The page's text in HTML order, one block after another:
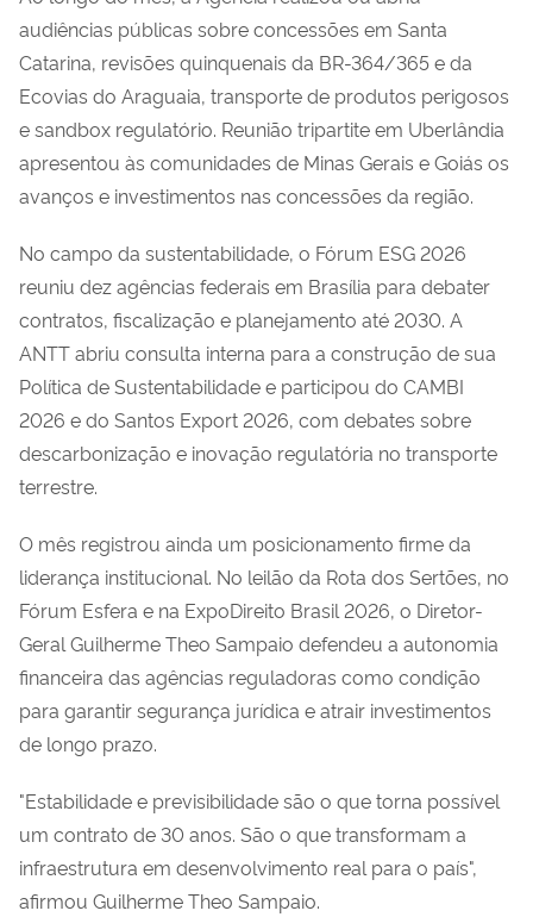
audiências públicas sobre concessões em Santa
Catarina, revisões quinquenais da BR-364/365 e da
Ecovias do Araguaia, transporte de produtos perigosos
e sandbox regulatório. Reunião tripartite em Uberlândia
apresentou às comunidades de Minas Gerais e Goiás os
avanços e investimentos nas concessões da região.
No campo da sustentabilidade, o Fórum ESG 2026
reuniu dez agências federais em Brasília para debater
contratos, fiscalização e planejamento até 2030. A
ANTT abriu consulta interna para a construção de sua
Política de Sustentabilidade e participou do CAMBI
2026 e do Santos Export 2026, com debates sobre
descarbonização e inovação regulatória no transporte
terrestre.
O mês registrou ainda um posicionamento firme da
liderança institucional. No leilão da Rota dos Sertões, no
Fórum Esfera e na ExpoDireito Brasil 2026, o Diretor-
Geral Guilherme Theo Sampaio defendeu a autonomia
financeira das agências reguladoras como condição
para garantir segurança jurídica e atrair investimentos
de longo prazo.
"Estabilidade e previsibilidade são o que torna possível
um contrato de 30 anos. São o que transformam a
infraestrutura em desenvolvimento real para o país",
afirmou Guilherme Theo Sampaio.